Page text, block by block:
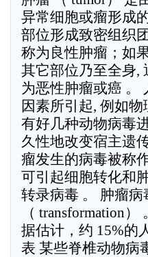
异常细胞或瘤形成
部位形成致密组织
称为良性肿瘤；如
其它部位乃至全身,
为恶性肿瘤或癌 。
因素所引起, 例如物
有好几种动物病毒
久性地改变宿主遗
瘤发生的病毒被称
可引起细胞转化和
转录病毒 。 肿瘤
（ transformation） 。
据估计，约 15%的
表 某些脊椎动物病